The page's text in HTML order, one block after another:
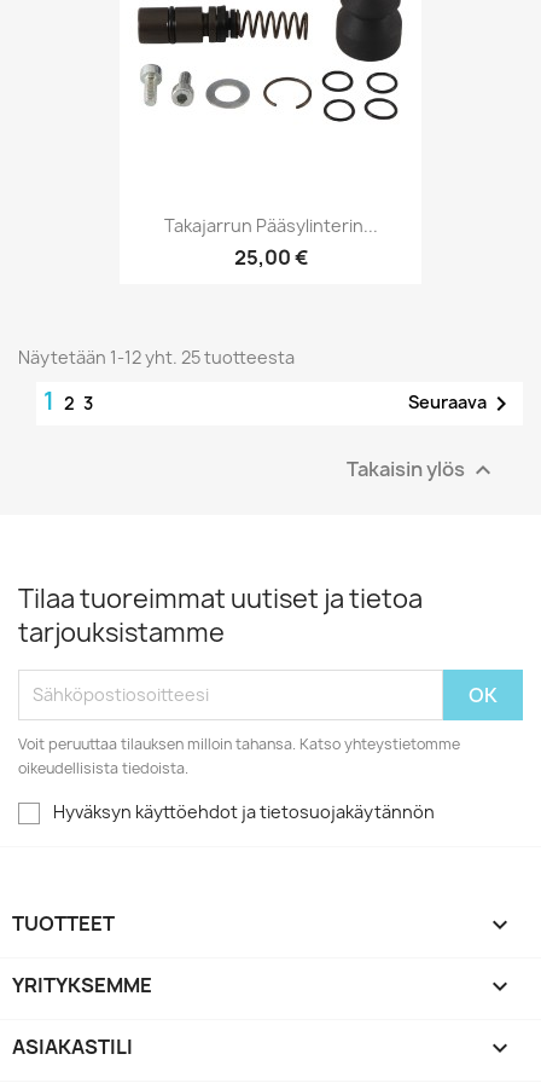
Takajarrun Pääsylinterin...
25,00 €
Näytetään 1-12 yht. 25 tuotteesta
1 2 3 Seuraava 
Takaisin ylös 
Tilaa tuoreimmat uutiset ja tietoa
tarjouksistamme
Voit peruuttaa tilauksen milloin tahansa. Katso yhteystietomme
oikeudellisista tiedoista.
Hyväksyn käyttöehdot ja tietosuojakäytännön
TUOTTEET 
YRITYKSEMME 
ASIAKASTILI 